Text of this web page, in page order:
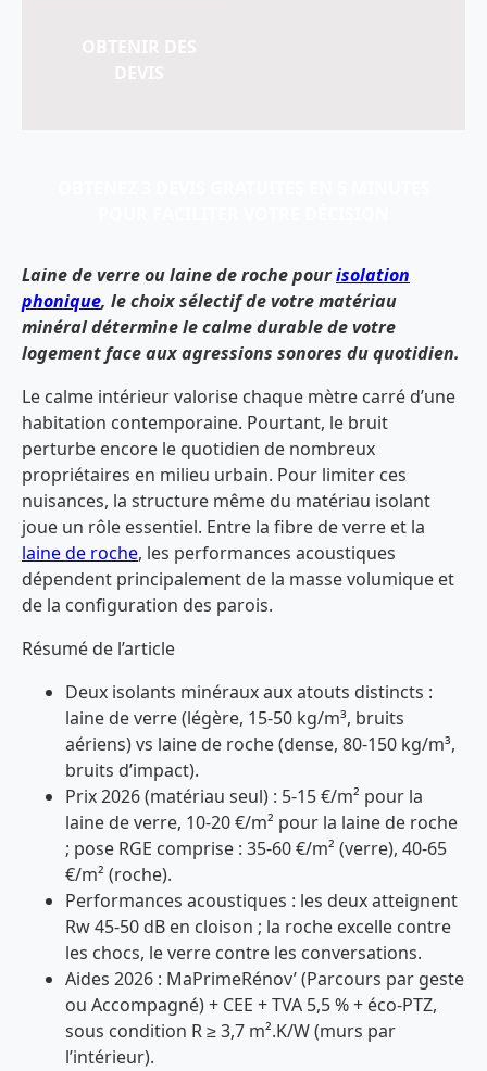
Laine de verre ou laine de roche pourisolation
phonique, le choix sélectif de votre matériau
minéral détermine le calme durable de votre
logement face aux agressions sonores du quotidien.
Le calme intérieur valorise chaque mètre carré d’une
habitation contemporaine. Pourtant, le bruit
perturbe encore le quotidien de nombreux
propriétaires en milieu urbain. Pour limiter ces
nuisances, la structure même du matériau isolant
joue un rôle essentiel. Entre la fibre de verre et la
laine de roche, les performances acoustiques
dépendent principalement de la masse volumique et
de la configuration des parois.
Résumé de l’article
Deux isolants minéraux aux atouts distincts :
laine de verre (légère, 15-50 kg/m³, bruits
aériens) vs laine de roche (dense, 80-150 kg/m³,
bruits d’impact).
Prix 2026 (matériau seul) : 5-15 €/m² pour la
laine de verre, 10-20 €/m² pour la laine de roche
; pose RGE comprise : 35-60 €/m² (verre), 40-65
€/m² (roche).
Performances acoustiques : les deux atteignent
Rw 45-50 dB en cloison ; la roche excelle contre
les chocs, le verre contre les conversations.
Aides 2026 : MaPrimeRénov’ (Parcours par geste
ou Accompagné) + CEE + TVA 5,5 % + éco-PTZ,
sous condition R ≥ 3,7 m².K/W (murs par
l’intérieur).